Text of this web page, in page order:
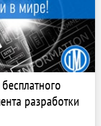
разработки